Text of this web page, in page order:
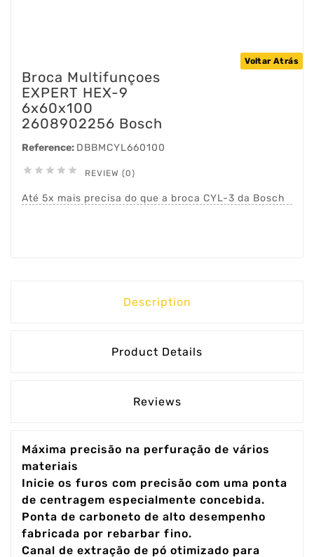
Voltar Atrás
Broca Multifunçoes
EXPERT HEX-9
6x60x100
2608902256 Bosch
Reference: DBBMCYL660100
     REVIEW (0)
Até 5x mais precisa do que a broca CYL-3 da Bosch
Description
Product Details
Reviews
Máxima precisão na perfuração de vários
materiais
Inicie os furos com precisão com uma ponta
de centragem especialmente concebida.
Ponta de carboneto de alto desempenho
fabricada por rebarbar fino.
Canal de extração de pó otimizado para